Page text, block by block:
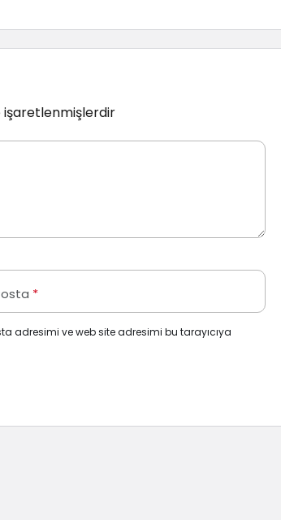
işaretlenmişlerdir
*
adresimi ve web site adresimi bu tarayıcıya